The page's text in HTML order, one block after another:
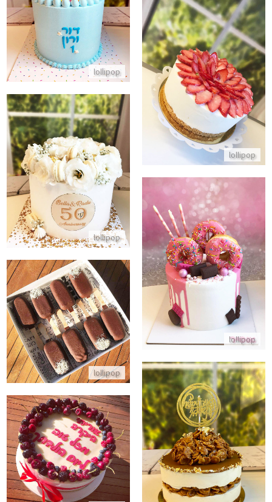
lollipop
התקשר/י
lollipop
עוגת יום הולדת גבינה ותותים לשבועות
התקשר/י
lollipop
עוגת יום נישואין 50
התקשר/י
lollipop
עוגת דונאטס וממתקים
התקשר/י
lollipop
מארז מגנום בייתי
התקשר/י
עוגת מוס לוטוס ליום הולדת
התקשר/י
עוגת גבינה פירות יער ליום
התקשר/י